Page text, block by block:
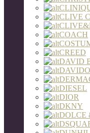
CLIVE
COACH
CREED
DAVID
DIESEL
DIOR
DKNY
DOLCE